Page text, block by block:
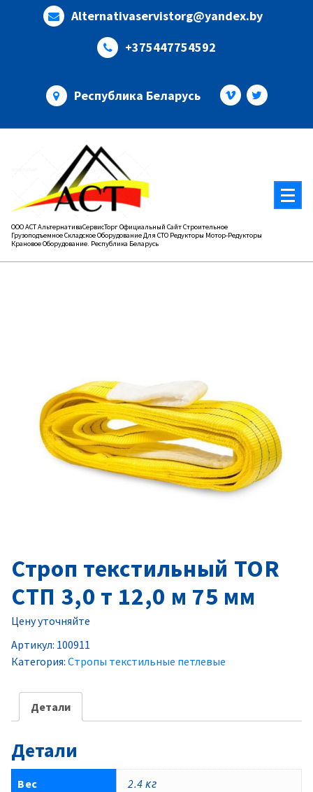
Alternativaservistorg@yandex.by
+375447754592
Республика Беларусь
ООО АСТ АльтернативаСервисТорг Официальный Сайт Строительное
Грузоподъемное Складское Оборудование Для СТО Редукторы Мотор-Редукторы
Крановое Оборудование. Республика Беларусь
Строп текстильный TOR
СТП 3,0 т 12,0 м 75 мм
Цену уточняйте
Артикул: 100911
Категория: Стропы текстильные петлевые
Детали
Детали
Вес 2.4 кг